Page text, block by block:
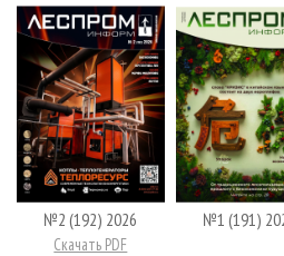
№2 (192) 2026
Скачать PDF
№1 (191)